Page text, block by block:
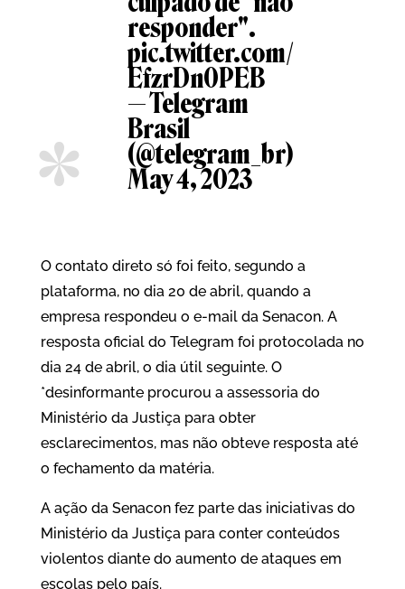
responder".
pic.twitter.com/
EfzrDn0PEB
— Telegram
Brasil
(@telegram_br)
May 4, 2023
O contato direto só foi feito, segundo a
plataforma, no dia 20 de abril, quando a
empresa respondeu o e-mail da Senacon. A
resposta oficial do Telegram foi protocolada no
dia 24 de abril, o dia útil seguinte. O
*desinformante procurou a assessoria do
Ministério da Justiça para obter
esclarecimentos, mas não obteve resposta até
o fechamento da matéria.
A ação da Senacon fez parte das iniciativas do
Ministério da Justiça para conter conteúdos
violentos diante do aumento de ataques em
escolas pelo país.